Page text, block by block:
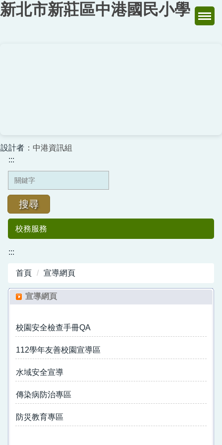
跳
到
新北市新莊區中港國民小學
設計者 ：中港資訊組
:::
搜尋
校務服務
中港國小50
週年紀念專刊
:::
首頁 宣導網頁
宣導網頁
校園安全檢查手冊QA
112學年友善校園宣導區
水域安全宣導
傳染病防治專區
防災教育專區